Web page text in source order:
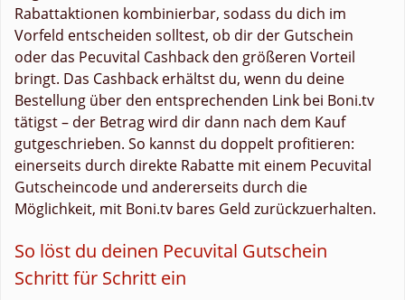
Rabattaktionen kombinierbar, sodass du dich im
Vorfeld entscheiden solltest, ob dir der Gutschein
oder das Pecuvital Cashback den größeren Vorteil
bringt. Das Cashback erhältst du, wenn du deine
Bestellung über den entsprechenden Link bei Boni.tv
tätigst – der Betrag wird dir dann nach dem Kauf
gutgeschrieben. So kannst du doppelt profitieren:
einerseits durch direkte Rabatte mit einem Pecuvital
Gutscheincode und andererseits durch die
Möglichkeit, mit Boni.tv bares Geld zurückzuerhalten.
So löst du deinen Pecuvital Gutschein
Schritt für Schritt ein